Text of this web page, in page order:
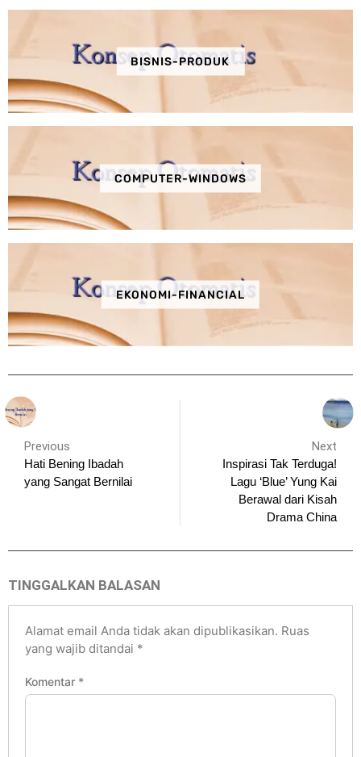
BISNIS-PRODUK
COMPUTER-WINDOWS
EKONOMI-FINANCIAL
Previous
Hati Bening Ibadah
yang Sangat Bernilai
Next
Inspirasi Tak Terduga!
Lagu ‘Blue’ Yung Kai
Berawal dari Kisah
Drama China
TINGGALKAN BALASAN
Alamat email Anda tidak akan dipublikasikan. Ruas
yang wajib ditandai *
Komentar *